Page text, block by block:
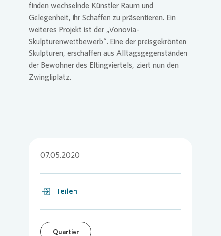
finden wechselnde Künstler Raum und
Gelegenheit, ihr Schaffen zu präsentieren. Ein
weiteres Projekt ist der „Vonovia-
Skulpturenwettbewerb“. Eine der preisgekrönten
Skulpturen, erschaffen aus Alltagsgegenständen
der Bewohner des Eltingviertels, ziert nun den
Zwingliplatz.
07.05.2020
Teilen
Quartier